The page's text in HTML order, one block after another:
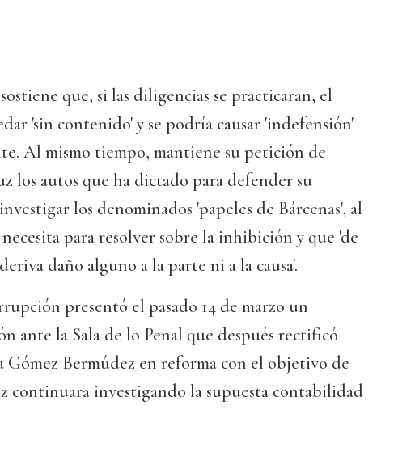
que, si las diligencias se practicaran, el
'sin contenido' y se podría causar 'indefensión'
Al mismo tiempo, mantiene su petición de
los autos que ha dictado para defender su
los denominados 'papeles de Bárcenas', al
para resolver sobre la inhibición y que 'de
daño alguno a la parte ni a la causa'.
presentó el pasado 14 de marzo un
ante la Sala de lo Penal que después rectificó
Gómez Bermúdez en reforma con el objetivo de
continuara investigando la supuesta contabilidad